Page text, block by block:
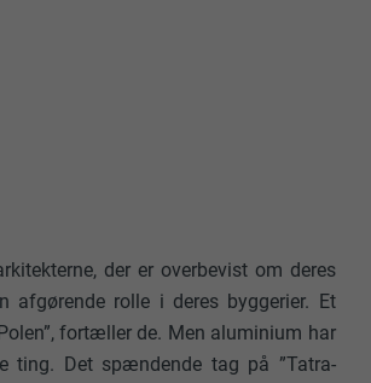
der er overbevist om deres
rolle i deres byggerier. Et
fortæller de. Men aluminium har
ting. Det spændende tag på ”Tatra-